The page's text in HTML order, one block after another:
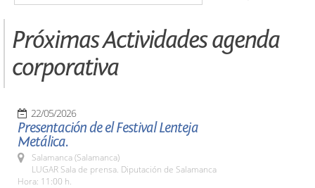
Próximas Actividades agenda
corporativa
22/05/2026
Presentación de el Festival Lenteja
Metálica.
Salamanca (Salamanca)
LUGAR Sala de prensa. Diputación de Salamanca
Hora: 11:00 h.